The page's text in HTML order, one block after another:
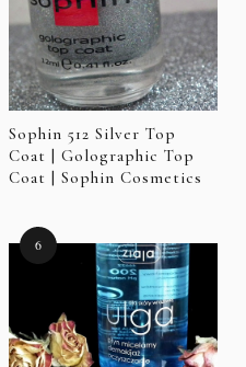
Sophin 512 Silver Top
Coat | Golographic Top
Coat | Sophin Cosmetics